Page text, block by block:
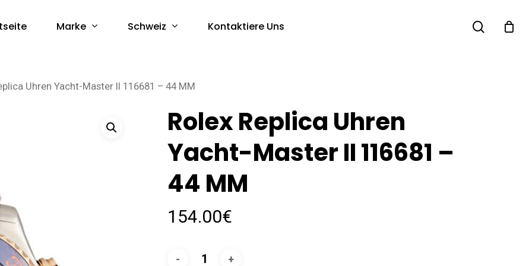
Marke Schweiz Kontaktiere Uns search
Uhren Yacht-Master II 116681 – 44 MM
Rolex Replica Uhren
Yacht-Master II 116681 –
44 MM
154.00€